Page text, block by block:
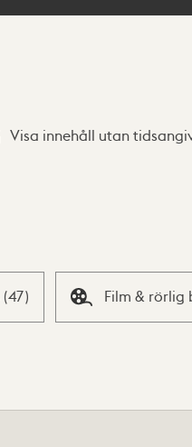
Visa innehåll utan
(47) Film & rörlig